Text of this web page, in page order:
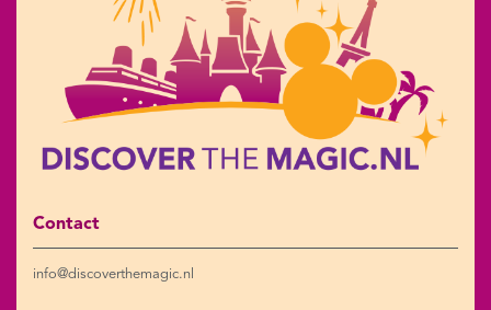
Contact
info@discoverthemagic.nl